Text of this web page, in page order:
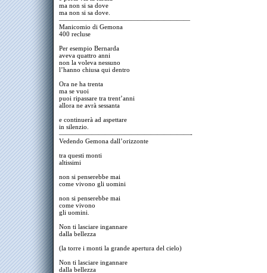
ma non si sa dove
ma non si sa dove.
————————————————————
Manicomio di Gemona
400 recluse
Per esempio Bernarda
aveva quattro anni
non la voleva nessuno
l’hanno chiusa qui dentro
Ora ne ha trenta
ma se vuoi
puoi ripassare tra trent’anni
allora ne avrà sessanta
e continuerà ad aspettare
in silenzio.
————————————————————-
Vedendo Gemona dall’orizzonte
tra questi monti
altissimi
non si penserebbe mai
come vivono gli uomini
non si penserebbe mai
come vivono
gli uomini.
Non ti lasciare ingannare
dalla bellezza
(la torre i monti la grande apertura del cielo)
Non ti lasciare ingannare
dalla bellezza